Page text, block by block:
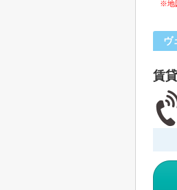
※地
ヴ
賃